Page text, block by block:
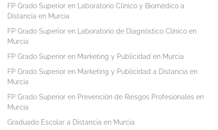
FP Grado Superior en Laboratorio Clínico y Biomédico a
Distancia en Murcia
FP Grado Superior en Laboratorio de Diagnóstico Clínico en
Murcia
FP Grado Superior en Marketing y Publicidad en Murcia
FP Grado Superior en Marketing y Publicidad a Distancia en
Murcia
FP Grado Superior en Prevención de Riesgos Profesionales en
Murcia
Graduado Escolar a Distancia en Murcia